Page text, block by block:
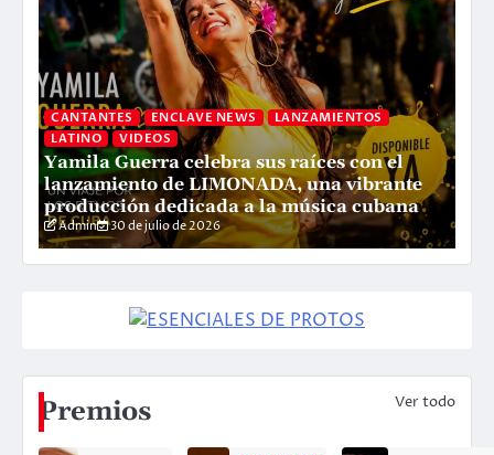
CANTANTES ENCLAVE NEWS
LANZAMIENTOS
LATINO
VIDEOS
Yamila Guerra celebra sus raíces con el
lanzamiento de LIMONADA, una vibrante
producción dedicada a la música cubana
Admin 30 de julio de 2026
Premios Ver todo